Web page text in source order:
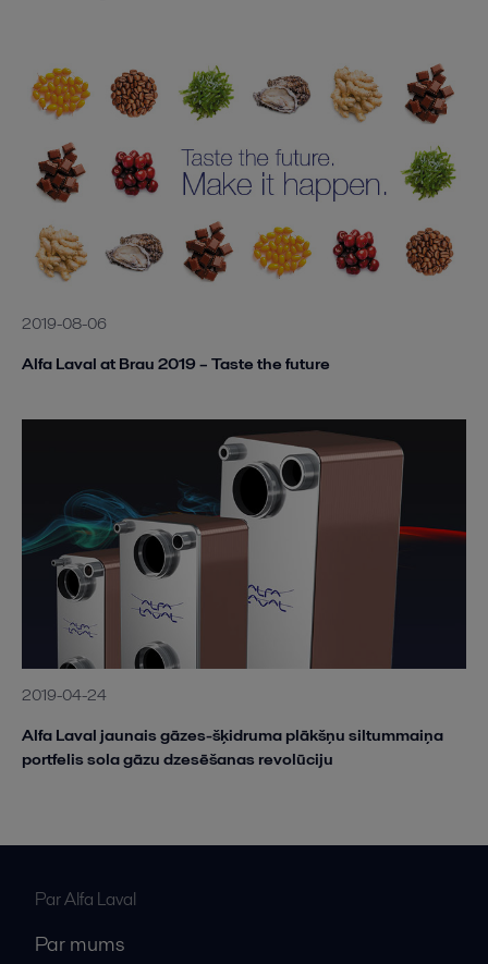
2019-08-06
Alfa Laval at Brau 2019 – Taste the future
2019-04-24
Alfa Laval jaunais gāzes-šķidruma plākšņu siltummaiņa
portfelis sola gāzu dzesēšanas revolūciju
Par Alfa Laval
Par mums